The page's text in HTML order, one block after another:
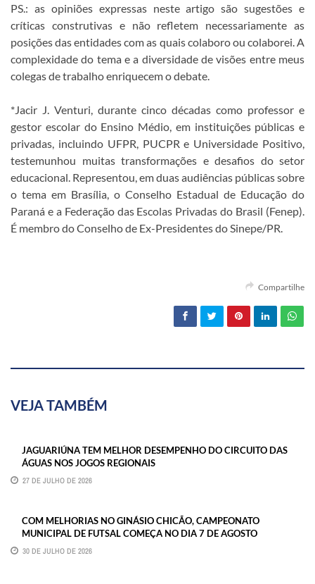
PS.: as opiniões expressas neste artigo são sugestões e
críticas construtivas e não refletem necessariamente as
posições das entidades com as quais colaboro ou colaborei. A
complexidade do tema e a diversidade de visões entre meus
colegas de trabalho enriquecem o debate.
*Jacir J. Venturi, durante cinco décadas como professor e
gestor escolar do Ensino Médio, em instituições públicas e
privadas, incluindo UFPR, PUCPR e Universidade Positivo,
testemunhou muitas transformações e desafios do setor
educacional. Representou, em duas audiências públicas sobre
o tema em Brasília, o Conselho Estadual de Educação do
Paraná e a Federação das Escolas Privadas do Brasil (Fenep).
É membro do Conselho de Ex-Presidentes do Sinepe/PR.
Compartilhe
VEJA TAMBÉM
JAGUARIÚNA TEM MELHOR DESEMPENHO DO CIRCUITO DAS
ÁGUAS NOS JOGOS REGIONAIS
27 DE JULHO DE 2026
COM MELHORIAS NO GINÁSIO CHICÃO, CAMPEONATO
MUNICIPAL DE FUTSAL COMEÇA NO DIA 7 DE AGOSTO
30 DE JULHO DE 2026